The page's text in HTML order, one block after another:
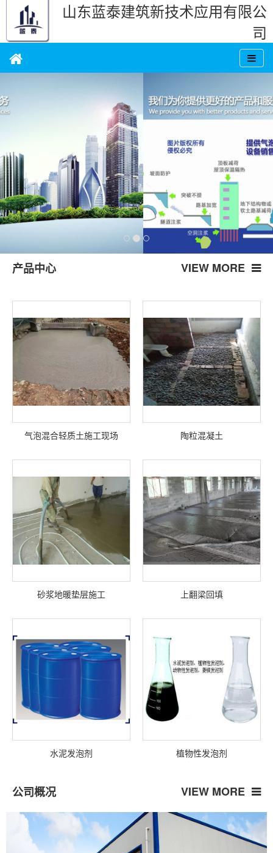
山东蓝泰建筑新技术应用有限公
司
产品中心 VIEW MORE
气泡混合轻质土施工现场 陶粒混凝土
砂浆地暖垫层施工 上翻梁回填
水泥发泡剂 植物性发泡剂
公司概况 VIEW MORE